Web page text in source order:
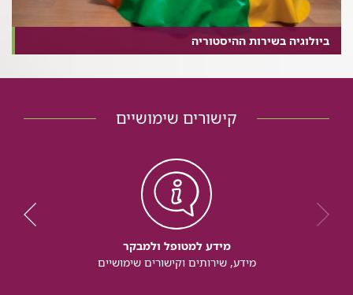
ביולוגיה בשירות ההיסטוריה
קישורים שימושיים
מידע למטופל ולמבקר
מידע, שירותים וקישורים שימושיים